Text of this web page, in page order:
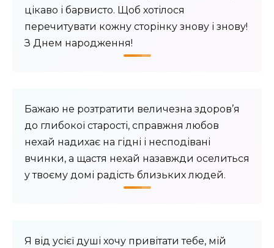
цікаво і барвисто. Щоб хотілося
перечитувати кожну сторінку знову і знову!
З Днем народження!
Бажаю не розтратити величезна здоров’я
до глибокої старості, справжня любов
нехай надихає на гідні і несподівані
вчинки, а щастя нехай назавжди оселиться
у твоєму домі радість близьких людей.
Я від усієї душі хочу привітати тебе, мій